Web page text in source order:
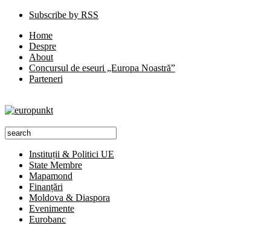
Subscribe by RSS
Home
Despre
About
Concursul de eseuri „Europa Noastră”
Parteneri
Instituții & Politici UE
State Membre
Mapamond
Finanțări
Moldova & Diaspora
Evenimente
Eurobanc